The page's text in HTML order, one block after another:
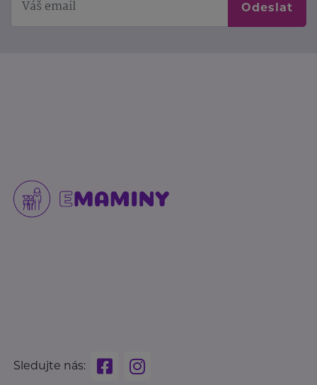
Odeslat
Sledujte nás: